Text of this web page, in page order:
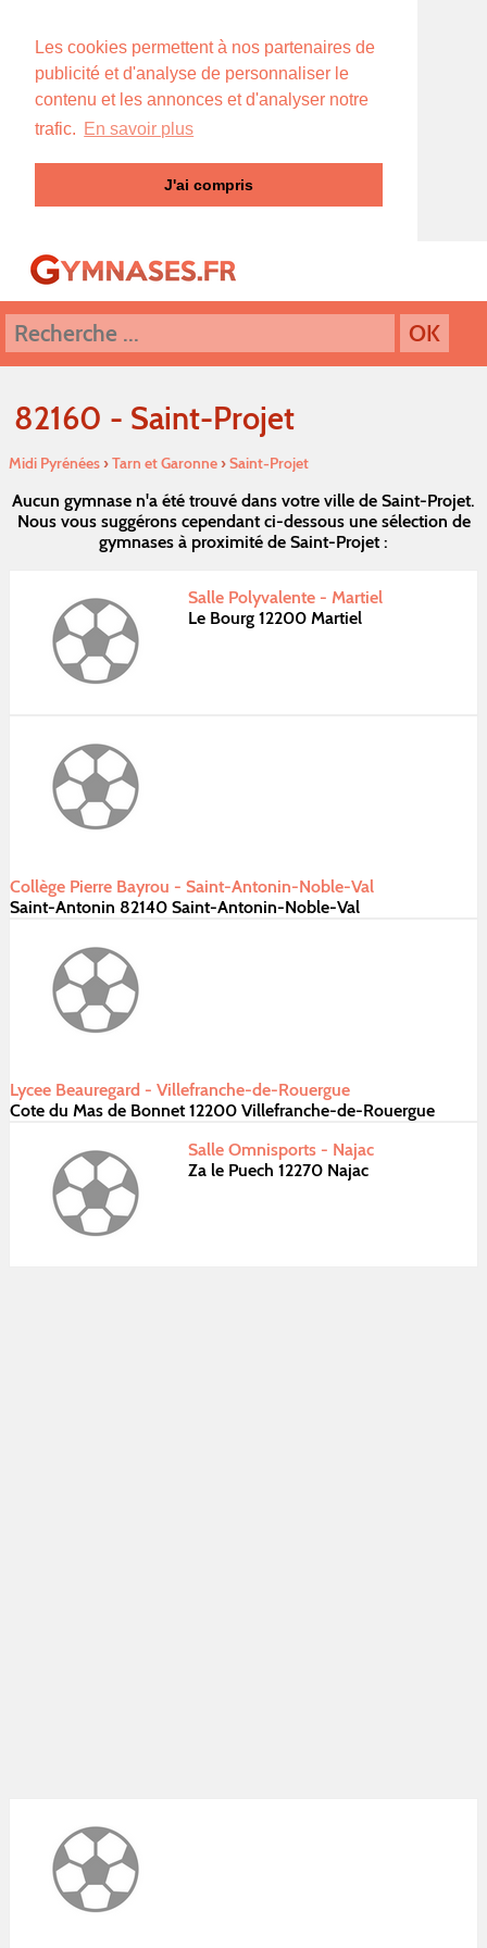
Les cookies permettent à nos partenaires de
publicité et d'analyse de personnaliser le
contenu et les annonces et d'analyser notre
trafic. En savoir plus
J'ai compris
82160 - Saint-Projet
Midi Pyrénées›Tarn et Garonne›Saint-Projet
Aucun gymnase n'a été trouvé dans votre ville de Saint-Projet.
Nous vous suggérons cependant ci-dessous une sélection de
gymnases à proximité de Saint-Projet :
Salle Polyvalente - Martiel
Le Bourg 12200 Martiel
Collège Pierre Bayrou - Saint-Antonin-Noble-Val
Saint-Antonin 82140 Saint-Antonin-Noble-Val
Lycee Beauregard - Villefranche-de-Rouergue
Cote du Mas de Bonnet 12200 Villefranche-de-Rouergue
Salle Omnisports - Najac
Za le Puech 12270 Najac